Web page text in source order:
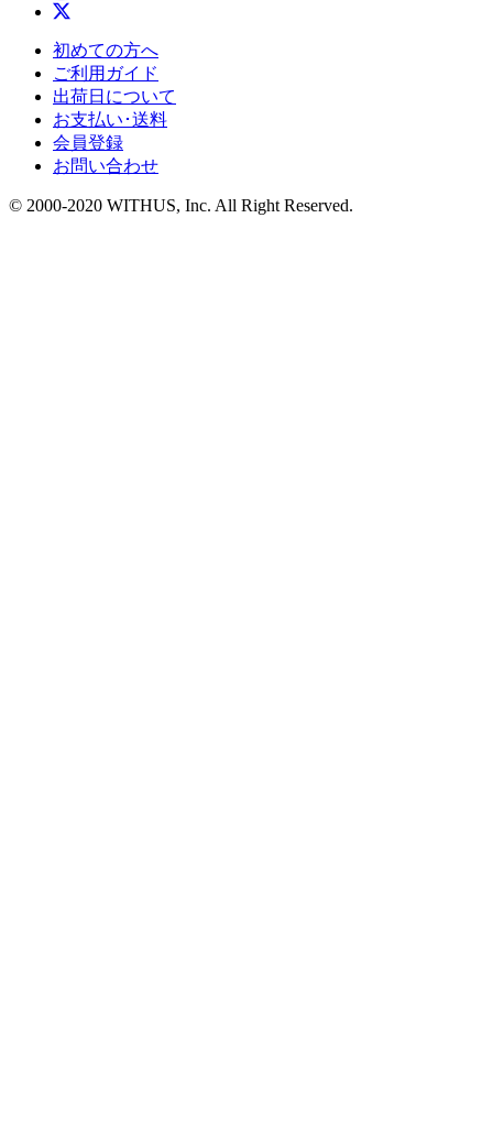
初めての方へ
ご利用ガイド
出荷日について
お支払い･送料
会員登録
お問い合わせ
© 2000-2020 WITHUS, Inc. All Right Reserved.